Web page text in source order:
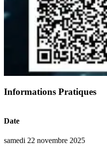
Informations Pratiques
Date
samedi 22 novembre 2025